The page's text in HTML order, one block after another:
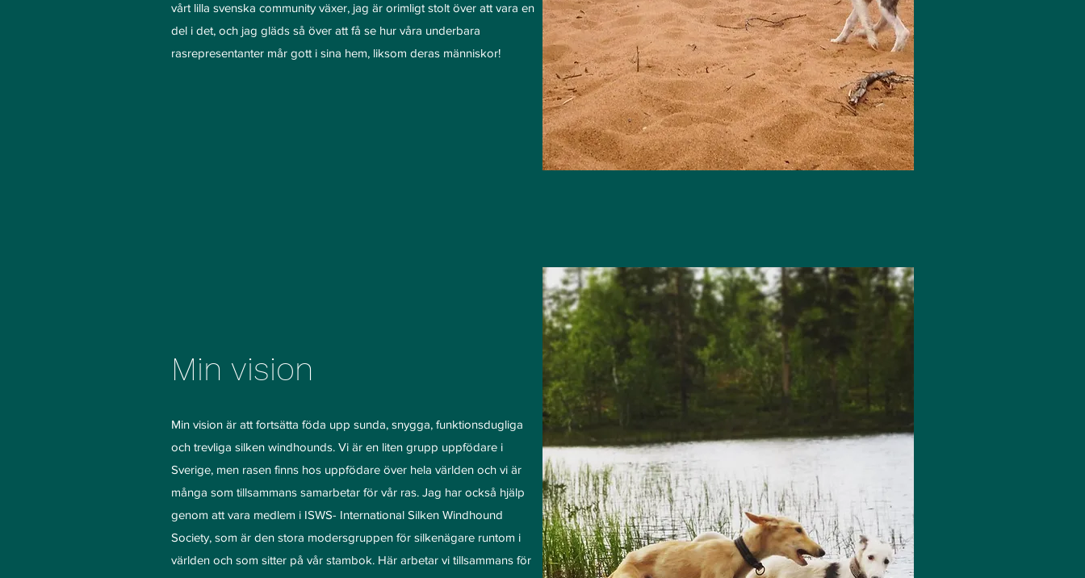
vårt lilla svenska community växer, jag är orimligt stolt över att vara en
del i det, och jag gläds så över att få se hur våra underbara
rasrepresentanter mår gott i sina hem, liksom deras människor!
Min vision
Min vision är att fortsätta föda upp sunda, snygga, funktionsdugliga
och trevliga silken windhounds. Vi är en liten grupp uppfödare i
Sverige, men rasen finns hos uppfödare över hela världen och vi är
många som tillsammans samarbetar för vår ras. Jag har också hjälp
genom att vara medlem i ISWS- International Silken Windhound
Society, som är den stora modersgruppen för silkenägare runtom i
världen och som sitter på vår stambok. Här arbetar vi tillsammans för